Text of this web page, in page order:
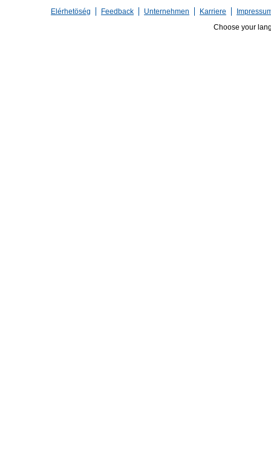
Elérhetöség Feedback Unternehmen Karriere
Choose your